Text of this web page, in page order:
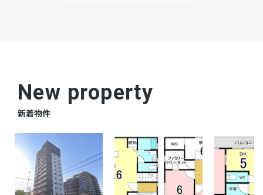
New property
新着物件